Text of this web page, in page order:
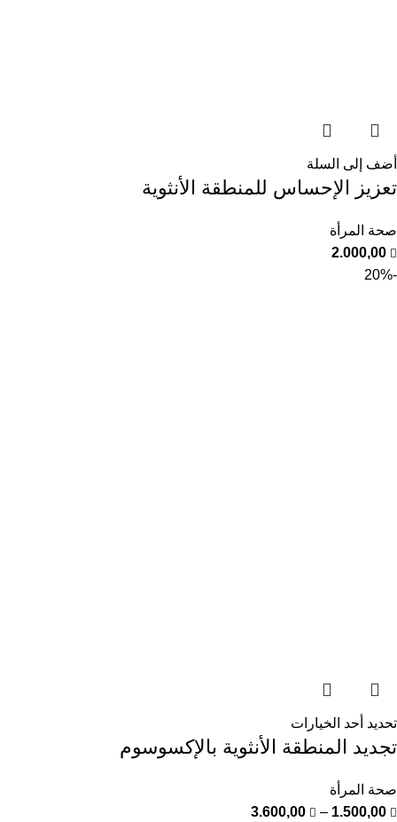
أضف إلى السلة
تعزيز الإحساس للمنطقة الأنثوية
صحة المرأة
2.000,00
-20%
تحديد أحد الخيارات
تجديد المنطقة الأنثوية بالإكسوسوم
صحة المرأة
1.500,00
–
3.600,00